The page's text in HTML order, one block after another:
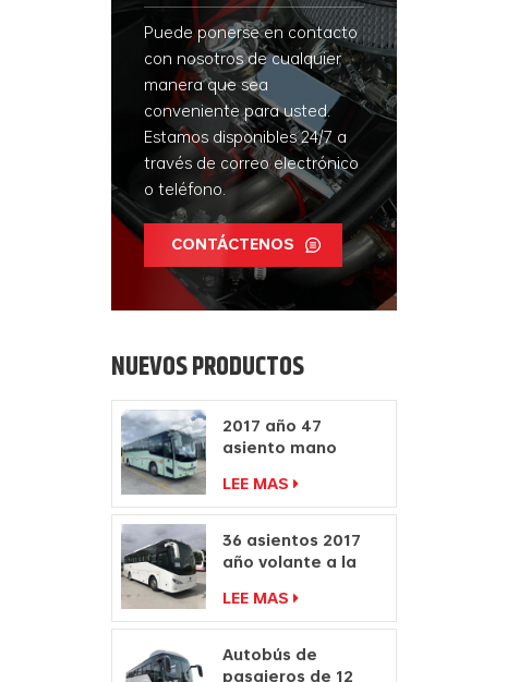
Puede ponerse en contacto
con nosotros de cualquier
manera que sea
conveniente para usted.
Estamos disponibles 24/7 a
través de correo electrónico
o teléfono.
CONTÁCTENOS
NUEVOS PRODUCTOS
2017 año 47
asiento mano
fabricantes diesel
motor autobús
LEE MAS
36 asientos 2017
año volante a la
fabricantes de
autocares de
pasajeros
LEE MAS
Autobús de
pasajeros de 12